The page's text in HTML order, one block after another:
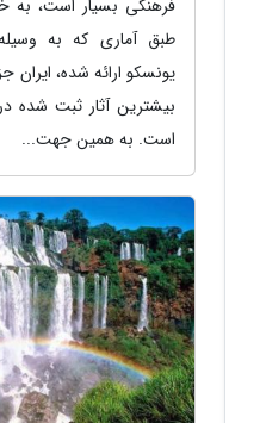
فرهنگی بسیار است، به
طبق آماری که به
بیشترین آثار ثبت شده
است. به همین جهت...